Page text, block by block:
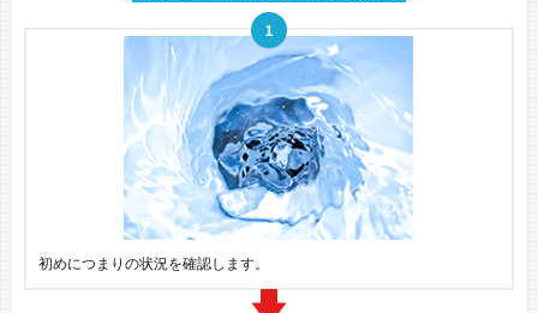
初めにつまりの状況を確認します。